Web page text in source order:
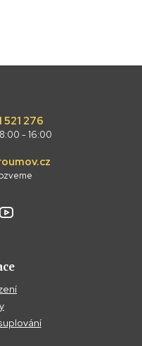
521 276
- 16:00